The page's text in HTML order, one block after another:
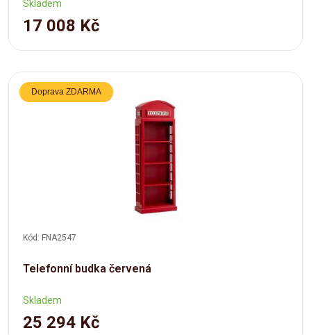
Skladem
17 008 Kč
Doprava ZDARMA
Kód: FNA2547
Telefonní budka červená
Skladem
25 294 Kč